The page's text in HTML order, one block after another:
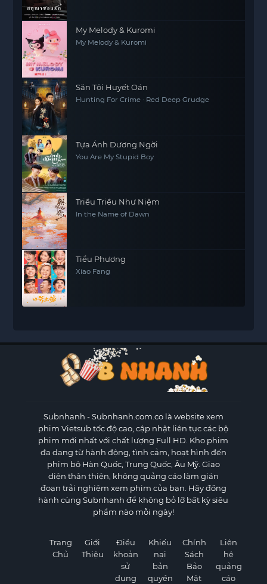
My Melody & Kuromi
My Melody & Kuromi
Săn Tội Huyết Oán
Hunting For Crime · Red Deep Grudge
Tựa Ánh Dương Ngời
You Are My Stupid Boy
Triều Triều Như Niệm
In the Name of Dawn
Tiểu Phương
Xiao Fang
Subnhanh - Subnhanh.com.co là website xem
phim Vietsub tốc độ cao, cập nhật liên tục các bộ
phim mới nhất với chất lượng Full HD. Kho phim
đa dạng từ hành động, tình cảm, hoạt hình đến
phim bộ Hàn Quốc, Trung Quốc, Âu Mỹ. Giao
diện thân thiện, không quảng cáo làm gián
đoạn trải nghiệm xem phim của bạn. Hãy đồng
hành cùng Subnhanh để không bỏ lỡ bất kỳ siêu
phẩm nào mỗi ngày!
Trang
Chủ
Giới
Thiệu
Điều
khoản
sử
dụng
Khiếu
nại
bản
quyền
Chính
Sách
Bảo
Mật
Liên
hệ
quảng
cáo